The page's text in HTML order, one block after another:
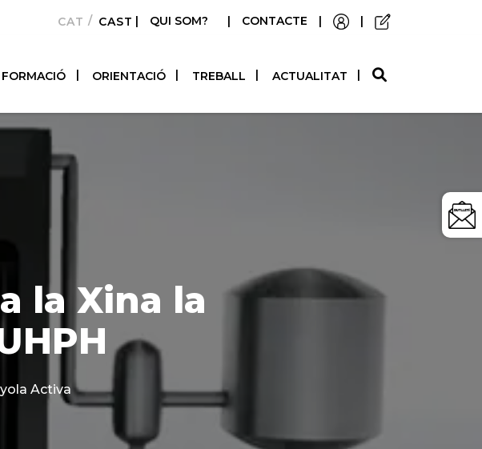
CATALÀCASTELLANO
| QUI SOM? | CONTACTE | |
FORMACIÓ ORIENTACIÓ TREBALL ACTUALITAT
la Xina la
Activa